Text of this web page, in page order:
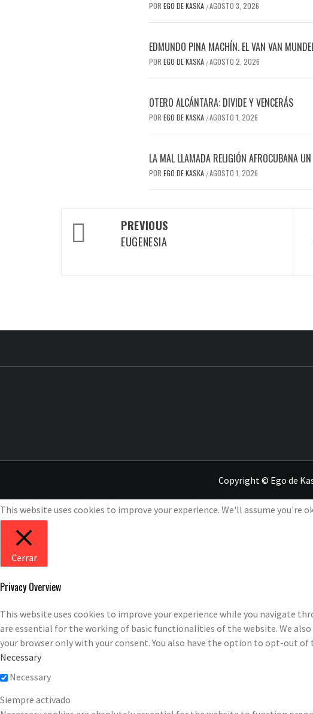
POR EGO DE KASKA /AGOSTO 3, 2026
EDMUNDO PINA MACHÍN. EL VAN VAN
POR EGO DE KASKA /AGOSTO 2, 2026
OTERO ALCÁNTARA: DIVIDE Y VENCERÁS
POR EGO DE KASKA /AGOSTO 1, 2026
LA MAL LLAMADA RELIGIÓN AFROCUBANA
POR EGO DE KASKA /AGOSTO 1, 2026
Post
navigation
PREVIOUS
EUGENESIA
Copyright © Ego de
This website uses cookies to improve your experience. We'll assume you're
Cerrar
Privacy Overview
This website uses cookies to improve your experience while you navigate
are essential for the working of basic functionalities of the website. We
your browser only with your consent. You also have the option to opt-out
Necessary
Necessary
Siempre activado